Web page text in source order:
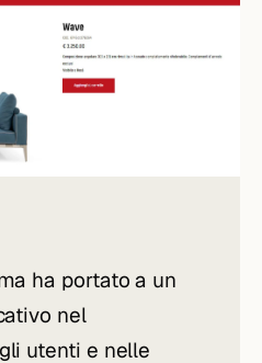
ha portato a un
nel
utenti e nelle